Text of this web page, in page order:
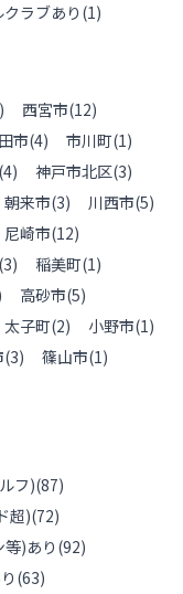
クラブあり (1)
) 西宮市(12)
市(4) 市川町(1)
(4) 神戸市北区(3)
朝来市(3) 川西市(5)
尼崎市(12)
(3) 稲美町(1)
高砂市(5)
太子町(2) 小野市(1)
(3) 篠山市(1)
フ)(87)
超)(72)
)あり (92)
(63)